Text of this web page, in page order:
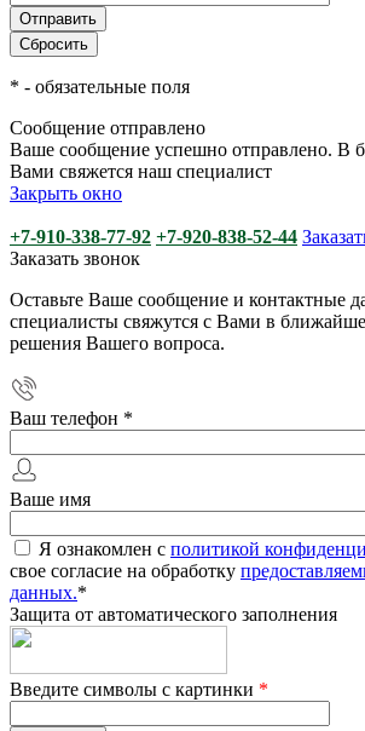
* - обязательные поля
Сообщение отправлено
Ваше сообщение успешно отправлено. В
Вами свяжется наш специалист
Закрыть окно
+7-910-338-77-92 +7-920-838-52-44
Заказать звонок
Оставьте Ваше сообщение и контактные
специалисты свяжутся с Вами в
решения Вашего вопроса.
Ваш телефон *
Ваше имя
Я ознакомлен с политикой
свое согласие на обработку
данных.*
Защита от автоматического заполнения
Введите символы с картинки *